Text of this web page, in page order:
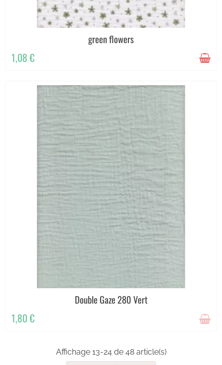
green flowers
1,08 €
Double Gaze 280 Vert
1,80 €
Affichage 13-24 de 48 article(s)